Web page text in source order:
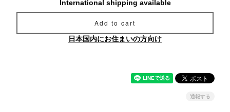
International shipping available
Add to cart
日本国内にお住まいの方向け
通報する